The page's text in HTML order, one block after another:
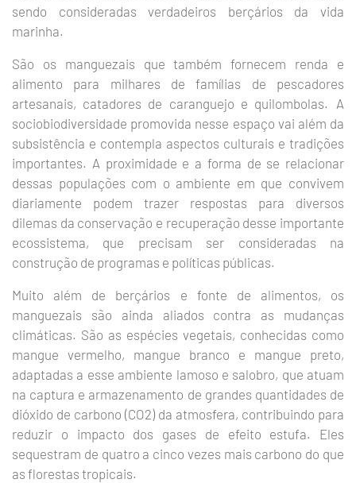
sendo consideradas verdadeiros berçários da vida
marinha.
São os manguezais que também fornecem renda e
alimento para milhares de famílias de pescadores
artesanais, catadores de caranguejo e quilombolas. A
sociobiodiversidade promovida nesse espaço vai além da
subsistência e contempla aspectos culturais e tradições
importantes. A proximidade e a forma de se relacionar
dessas populações com o ambiente em que convivem
diariamente podem trazer respostas para diversos
dilemas da conservação e recuperação desse importante
ecossistema, que precisam ser consideradas na
construção de programas e políticas públicas.
Muito além de berçários e fonte de alimentos, os
manguezais são ainda aliados contra as mudanças
climáticas. São as espécies vegetais, conhecidas como
mangue vermelho, mangue branco e mangue preto,
adaptadas a esse ambiente lamoso e salobro, que atuam
na captura e armazenamento de grandes quantidades de
dióxido de carbono (CO2) da atmosfera, contribuindo para
reduzir o impacto dos gases de efeito estufa. Eles
sequestram de quatro a cinco vezes mais carbono do que
as florestas tropicais.